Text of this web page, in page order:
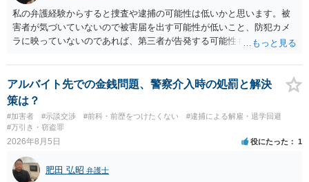
私の弁護経験からすると捜査や逮捕の可能性は低いかと思います。被
害者が気づいていないので被害届を出す可能性が低いこと、防犯カメ
ラに映っていないのであれば、第三者が告発する可能性も低いこと、
座る女性を盗撮(全体像写真1枚と5秒程度の動画)してしまいました。下
着や胸など強調したものではありません。」とありますが、少なくと
も捜査段階では性的姿態等撮影罪の被疑事実で逮捕勾留されるケース
が私の弁護経験では多くなった印象です（最終的には不起訴ないし各
都道府県の迷惑防止条例違反になることもあります）。2度としないこ
とをお勧めいたします。ご参考にしてください。
アルバイト先での金銭問題、警察介入時の処罰と解決
策は？
#加害者 #示談交渉 #前科・前歴をつけたくない
#逮捕による解雇・退学回避
#万引き・窃盗罪
2026年8月5日 役にたった 1
肥田 弘昭 弁護士